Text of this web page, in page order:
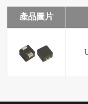
產品圖片